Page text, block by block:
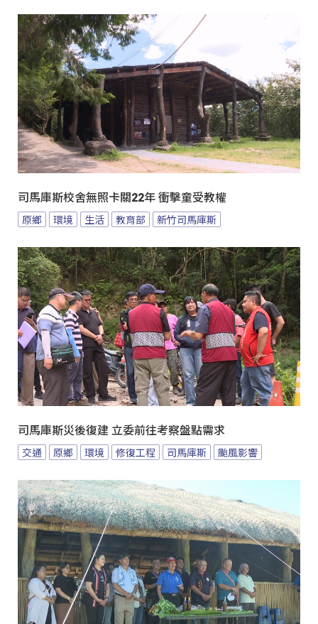
司馬庫斯校舍無照卡關22年 衝擊童受教權
原鄉 環境 生活 教育部 新竹司馬庫斯
司馬庫斯災後復建 立委前往考察盤點需求
交通 原鄉 環境 修復工程 司馬庫斯 颱風影響